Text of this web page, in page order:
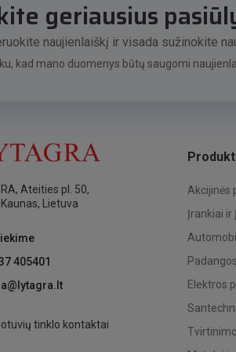
geriausius
naujienlaiškį ir visada sužinokite
kad mano duomenys būtų saugomi
Ateities pl. 50,
Kaunas, Lietuva
405401
tinklo kontaktai
Akcijinės
Įrankiai ir
Elektros